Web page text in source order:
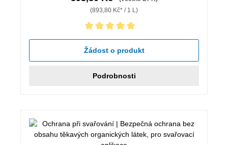
(893,80 Kč* / 1 L)
Průměrné hodnocení 5 z 5 hvězd
Žádost o produkt
Podrobnosti